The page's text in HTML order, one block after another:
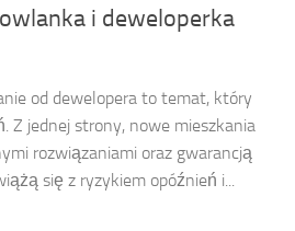
i deweloperka
od dewelopera to temat, który
Z jednej strony, nowe mieszkania
rozwiązaniami oraz gwarancją
się z ryzykiem opóźnień i...